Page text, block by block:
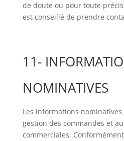
de doute ou pour toute
est conseillé de prendre
11-
NOMINATIVES
Les informations
gestion des commandes et
commerciales.